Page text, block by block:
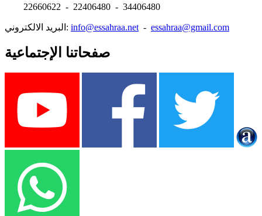
22660622 - 22406480 - 34406480
البريد الالكتروني: info@essahraa.net - essahraa@gmail.com
صفحاتنا الإجتماعية